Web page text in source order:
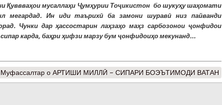
Қуввваҳои мусаллаҳи Ҷумҳурии Тоҷикистон бо шукуҳу шаҳомати
мегардад. Ин иди таърихӣ ба замони шуравӣ низ пайванди
Чунки дар ҳассостарин лаҳзаҳо маҳз сарбозонои ҷонфидои
карда, баҳри ҳифзи марзу бум ҷонфидоиҳо мекунанд...
Муфассалтар о АРТИШИ МИЛЛӢ – СИПАРИ БОЭЪТИМОДИ ВАТАН